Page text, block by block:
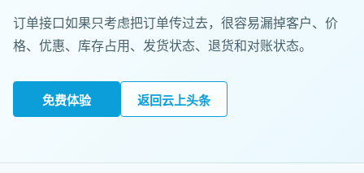
订单接口如果只考虑把订单传过去，很容易漏掉客户、价
格、优惠、库存占用、发货状态、退货和对账状态。
免费体验 返回云上头条